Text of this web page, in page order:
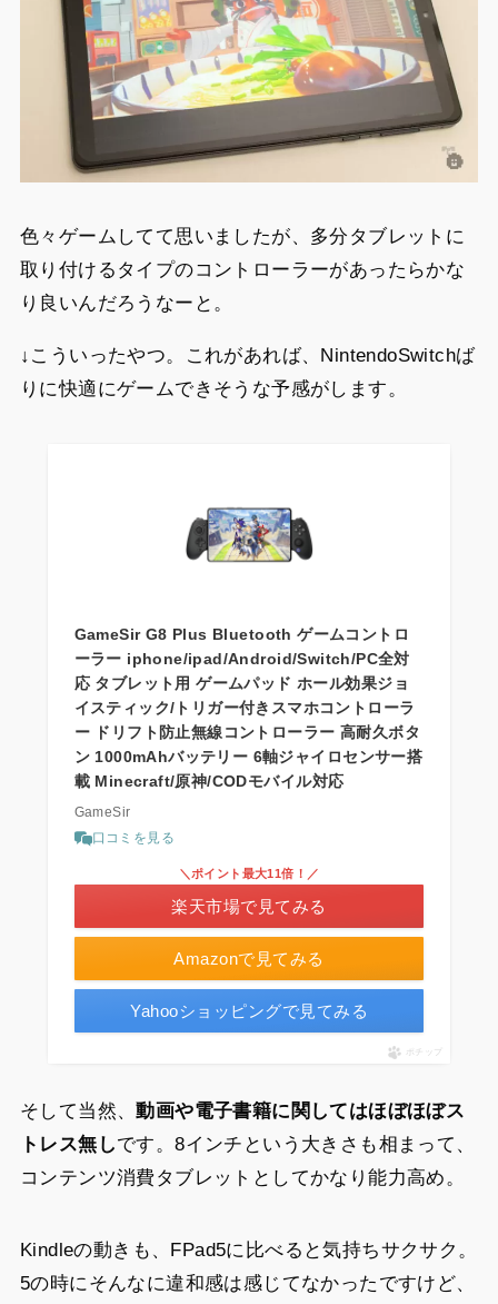
色々ゲームしてて思いましたが、多分タブレットに
取り付けるタイプのコントローラーがあったらかな
り良いんだろうなーと。
↓こういったやつ。これがあれば、NintendoSwitchば
りに快適にゲームできそうな予感がします。
GameSir G8 Plus Bluetooth ゲームコントロ
ーラー iphone/ipad/Android/Switch/PC全対
応 タブレット用 ゲームパッド ホール効果ジョ
イスティック/トリガー付きスマホコントローラ
ー ドリフト防止無線コントローラー 高耐久ボタ
ン 1000mAhバッテリー 6軸ジャイロセンサー搭
載 Minecraft/原神/CODモバイル対応
GameSir
口コミを見る
Amazonで見てみる
＼ポイント最大11倍！／
楽天市場で見てみる
Yahooショッピングで見てみる
ポチップ
そして当然、動画や電子書籍に関してはほぼほぼス
トレス無しです。8インチという大きさも相まって、
コンテンツ消費タブレットとしてかなり能力高め。
Kindleの動きも、FPad5に比べると気持ちサクサク。
5の時にそんなに違和感は感じてなかったですけど、